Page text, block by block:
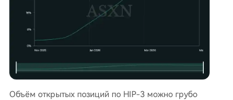
Объём открытых позиций по HIP-3 можно грубо